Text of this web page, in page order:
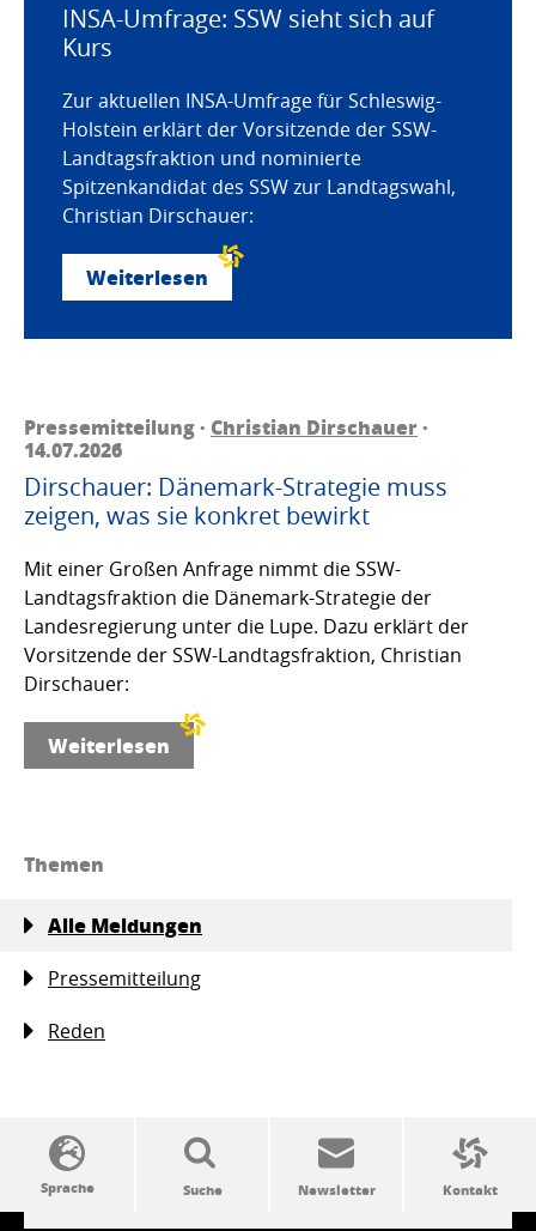
INSA-Umfrage: SSW sieht sich auf
Kurs
Zur aktuellen INSA-Umfrage für Schleswig-
Holstein erklärt der Vorsitzende der SSW-
Landtagsfraktion und nominierte
Spitzenkandidat des SSW zur Landtagswahl,
Christian Dirschauer:
Weiterlesen
Pressemitteilung · Christian Dirschauer·
14.07.2026
Dirschauer: Dänemark-Strategie muss
zeigen, was sie konkret bewirkt
Mit einer Großen Anfrage nimmt die SSW-
Landtagsfraktion die Dänemark-Strategie der
Landesregierung unter die Lupe. Dazu erklärt der
Vorsitzende der SSW-Landtagsfraktion, Christian
Dirschauer:
Weiterlesen
Themen
Alle Meldungen
Pressemitteilung
Reden
SSW-Politik von A bis Z